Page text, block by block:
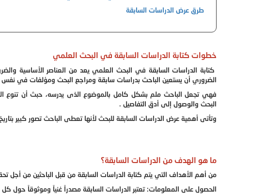
طرق عرض الدراسات السابقة
خطوات كتابة الدراسات السابقة في البحث العلمي
كتابة الدراسات السابقة في البحث العلمي يعد من العناصر الأساسية
الضروري أن يستعين الباحث بدراسات سابقة ومراجع البحث ومؤلفات في نفس
فهي تجعل الباحث ملم بشكل كامل بالموضوع الذى يدرسه، حبث أن تنوع
البحث والوصول إلى أدق التفاصيل .
وتأتى أهمية عرض الدراسات السابقة للبحث لأنها تعطى الباحث تصور كبير
ما هو الهدف من الدراسات السابقة؟
من أهم الأهداف التي يتم كتابة الدراسات السابقة من قبل الباحثين من أجل
الحصول على المعلومات: تعتبر الدراسات السابقة مصدراً غنياً وموثوقاً